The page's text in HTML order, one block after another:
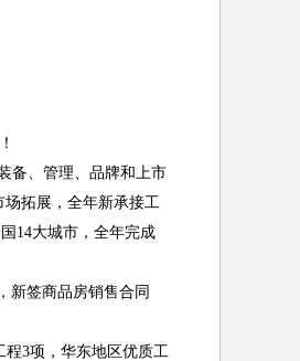
备、管理、品牌和上市
场拓展， 全年新承接工
14大城市，全年完成
新签商品房销售合同
程3项，华东地区优质工